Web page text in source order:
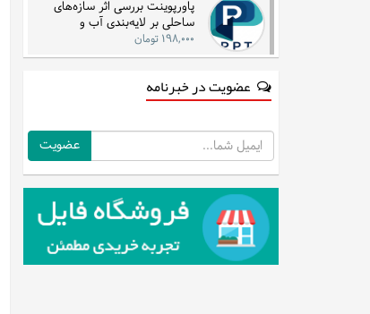
پاورپوینت بررسی اثر سازه‌های
ساحلی بر لایه‌بندی آب و
جریان‌های دریایی در مناطق شرقی
۱۹۸,۰۰۰ تومان
عضویت در خبرنامه
ایمیل